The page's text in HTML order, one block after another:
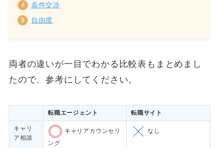
条件交渉
自由度
両者の違いが一目でわかる比較表もまとめまし
たので、参考にしてください。
転職エージェント 転職サイト
キャリ
ア相談
キャリアカウンセリ
ング
なし